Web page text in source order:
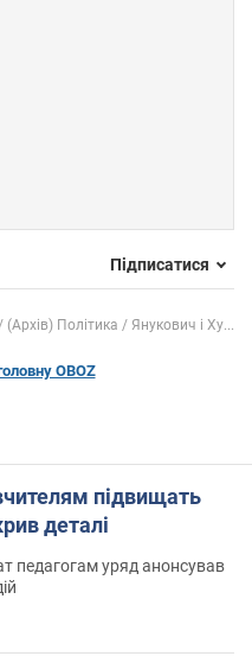
Підписатися
(Архів) Політика Янукович і Ху...
OBOZ
підвищать
деталі
педагогам уряд анонсував